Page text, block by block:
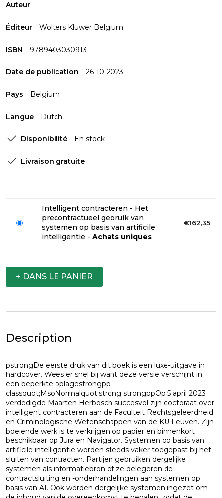
Auteur
Éditeur Wolters Kluwer Belgium
ISBN 9789403030913
Date de publication 26-10-2023
Pays Belgium
Langue Dutch
Disponibilité En stock
Livraison gratuite
Intelligent contracteren - Het
precontractueel gebruik van
systemen op basis van artificile
intelligentie - Achats uniques
€162,35
+ DANS LE PANIER
Description
pstrongDe eerste druk van dit boek is een luxe-uitgave in
hardcover. Wees er snel bij want deze versie verschijnt in
een beperkte oplagestrongpp
classquot;MsoNormalquot;strong strongppOp 5 april 2023
verdedigde Maarten Herbosch succesvol zijn doctoraat over
intelligent contracteren aan de Faculteit Rechtsgeleerdheid
en Criminologische Wetenschappen van de KU Leuven. Zijn
boeiende werk is te verkrijgen op papier en binnenkort
beschikbaar op Jura en Navigator. Systemen op basis van
artificile intelligentie worden steeds vaker toegepast bij het
sluiten van contracten. Partijen gebruiken dergelijke
systemen als informatiebron of ze delegeren de
contractsluiting en -onderhandelingen aan systemen op
basis van AI. Ook worden dergelijke systemen ingezet om